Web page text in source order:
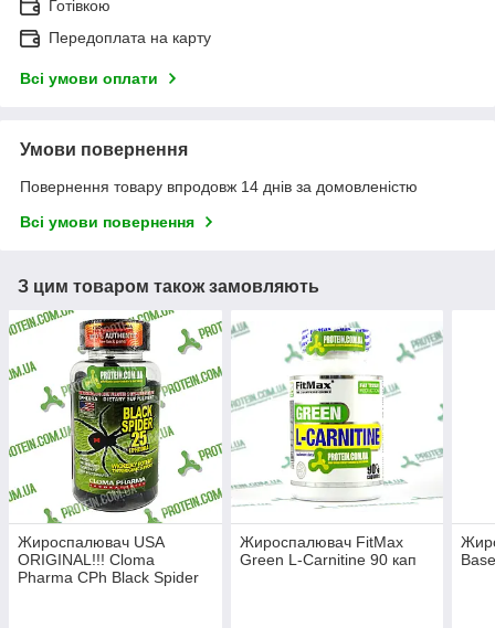
Готівкою
Передоплата на карту
Всі умови оплати
Умови повернення
Повернення товару впродовж 14 днів за домовленістю
Всі умови повернення
З цим товаром також замовляють
Жироспалювач USA
ORIGINAL!!! Cloma
Pharma CPh Black Spider
Жироспалювач FitMax
Green L-Carnitine 90 кап